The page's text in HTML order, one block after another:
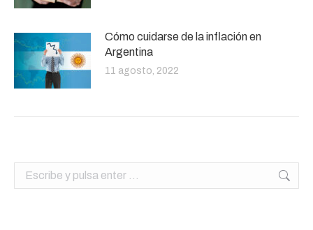
Cómo cuidarse de la inflación en
Argentina
11 agosto, 2022
Buscar: